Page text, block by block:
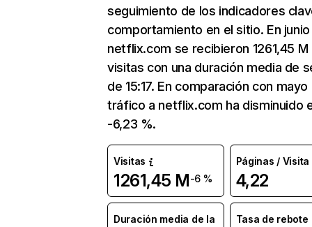
seguimiento de los indicadores
comportamiento en el sitio. En junio
netflix.com se recibieron 1261,45 M
visitas con una duración media de
de 15:17. En comparación con mayo
tráfico a netflix.com ha disminuido
-6,23 %.
Visitas
1261,45 M-6 %
Páginas / Visita
4,22
Duración media de la
Tasa de rebote